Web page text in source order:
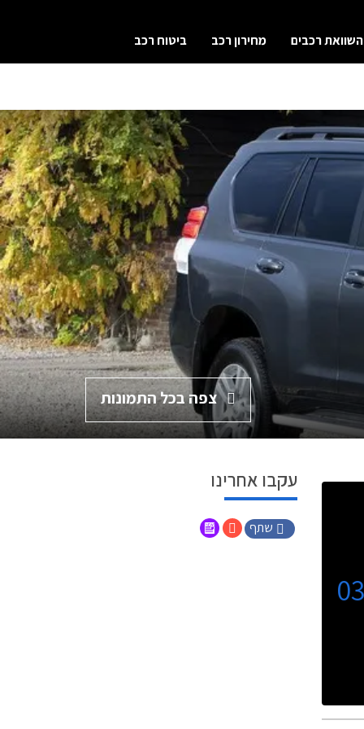
השוואת רכבים מחירון רכב ביטוח רכב
צפה בכל התמונות
עקבו אחרינו
שתף